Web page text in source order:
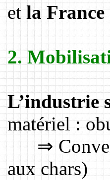
etla France
2.
L’industrie
matériel :
⇒
aux chars)